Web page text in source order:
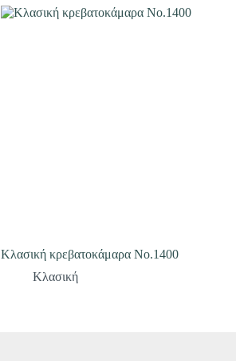
Κλασική κρεβατοκάμαρα Νο.1400
Κλασική